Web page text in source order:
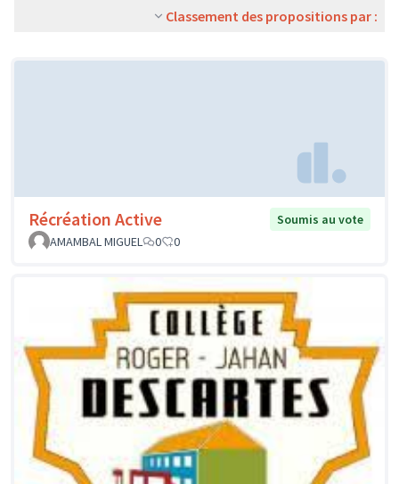
Classement des propositions par :
Récréation Active
Soumis au vote
AMAMBAL MIGUEL
0 0